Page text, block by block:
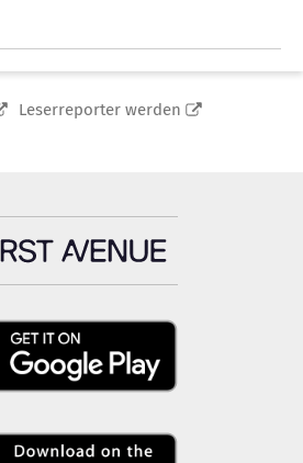
Leserreporter werden